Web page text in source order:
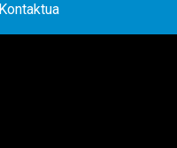
Kontaktua